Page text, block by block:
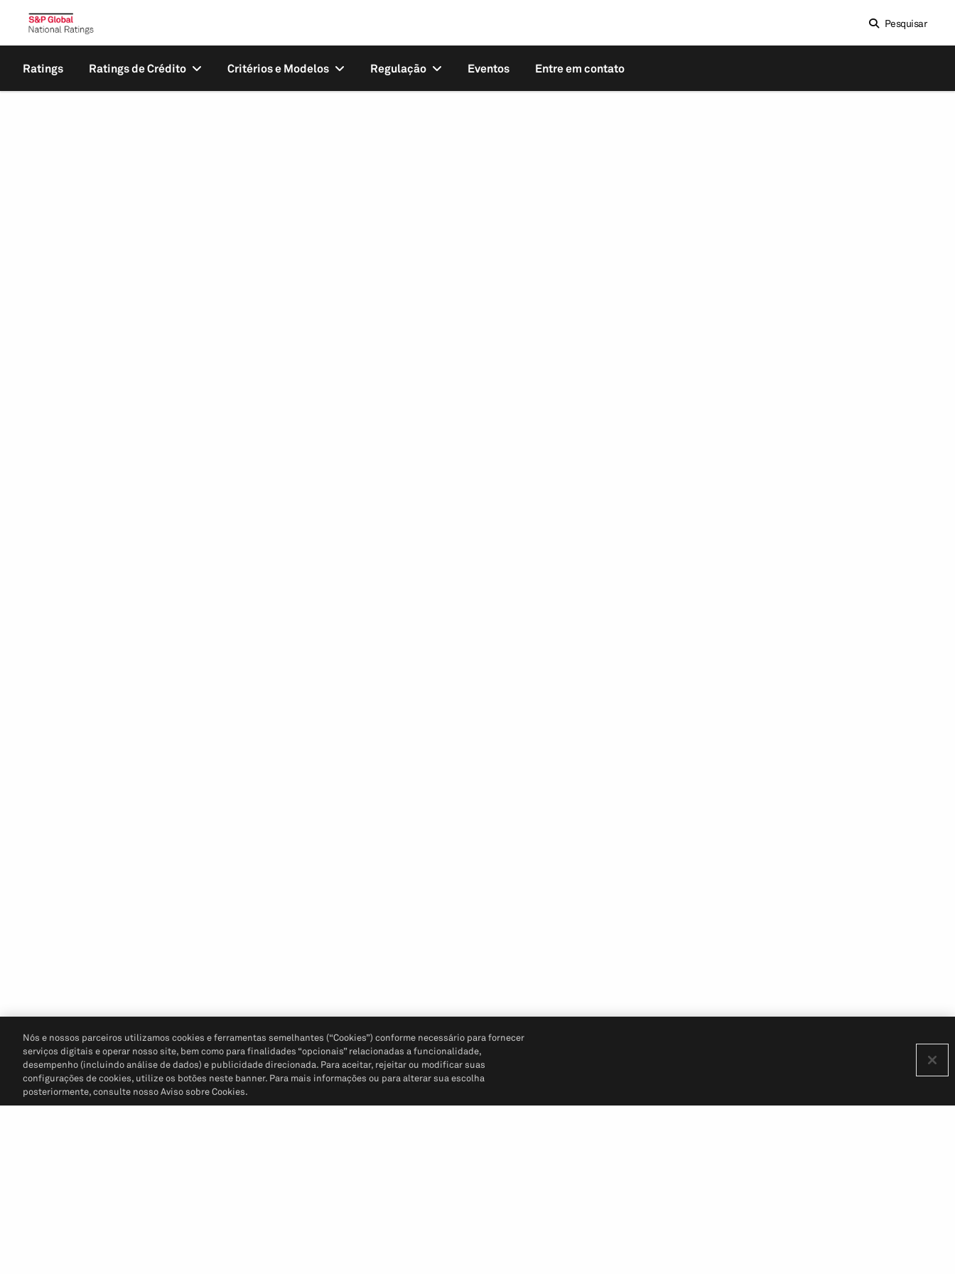
Pesquisar
Ratings Ratings de Crédito Critérios e Modelos Regulação Eventos Entre em contato
Nós e nossos parceiros utilizamos cookies e ferramentas semelhantes (“Cookies”) conforme necessário para fornecer
serviços digitais e operar nosso site, bem como para finalidades “opcionais” relacionadas a funcionalidade,
desempenho (incluindo análise de dados) e publicidade direcionada. Para aceitar, rejeitar ou modificar suas
configurações de cookies, utilize os botões neste banner. Para mais informações ou para alterar sua escolha
posteriormente, consulte nosso Aviso sobre Cookies.